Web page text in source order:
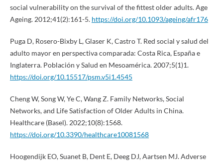
social vulnerability on the survival of the fittest older adults. Age
Ageing. 2012;41(2):161-5. https://doi.org/10.1093/ageing/afr176
Puga D, Rosero-Bixby L, Glaser K, Castro T. Red social y salud del
adulto mayor en perspectiva comparada: Costa Rica, España e
Inglaterra. Población y Salud en Mesoamérica. 2007;5(1)1.
https://doi.org/10.15517/psm.v5i1.4545
Cheng W, Song W, Ye C, Wang Z. Family Networks, Social
Networks, and Life Satisfaction of Older Adults in China.
Healthcare (Basel). 2022;10(8):1568.
https://doi.org/10.3390/healthcare10081568
Hoogendijk EO, Suanet B, Dent E, Deeg DJ, Aartsen MJ. Adverse